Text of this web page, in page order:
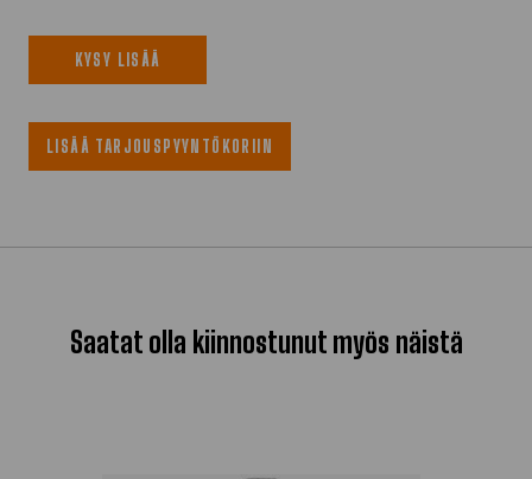
KYSY LISÄÄ
LISÄÄ TARJOUSPYYNTÖKORIIN
Saatat olla kiinnostunut myös näistä